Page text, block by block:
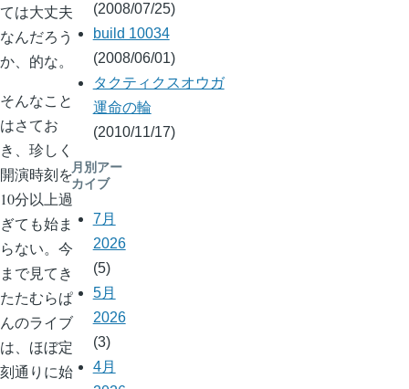
ては大丈夫
なんだろう
か、的な。
そんなこと
はさてお
き、珍しく
開演時刻を
10分以上過
ぎても始ま
らない。今
まで見てき
たたむらぱ
んのライブ
は、ほぼ定
刻通りに始
(2008/07/25)
build 10034
(2008/06/01)
タクティクスオウガ
運命の輪
(2010/11/17)
月別アー
カイブ
7月
2026
(5)
5月
2026
(3)
4月